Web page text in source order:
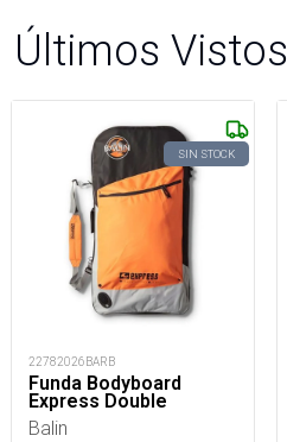
Últimos Vistos
SIN STOCK
22782026BARB
Funda Bodyboard
Express Double
Balin